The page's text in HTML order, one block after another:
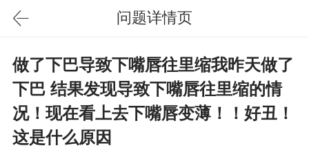
问题详情页
做了下巴导致下嘴唇往里缩我昨天做了
下巴 结果发现导致下嘴唇往里缩的情
况！现在看上去下嘴唇变薄！！好丑！
这是什么原因